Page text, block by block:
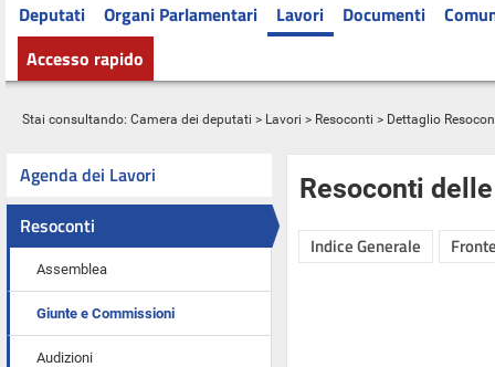
Deputati Organi Parlamentari Lavori Documenti
Accesso rapido
Stai consultando: Camera dei deputati > Lavori > Resoconti > Dettaglio
Agenda dei Lavori
Resoconti
Assemblea
Giunte e Commissioni
Audizioni
Resoconti
Indice Generale